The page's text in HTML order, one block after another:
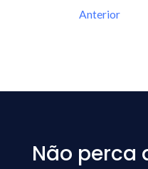
Anterior
Não perca